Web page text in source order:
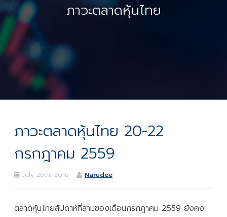
ภาวะตลาดหุ้นไทย
ภาวะตลาดหุ้นไทย 20-22
กรกฎาคม 2559
July 26th, 2016 Narudee
ตลาดหุ้นไทยสัปดาห์ที่สามของเดือนกรกฎาคม 2559 ยังคง